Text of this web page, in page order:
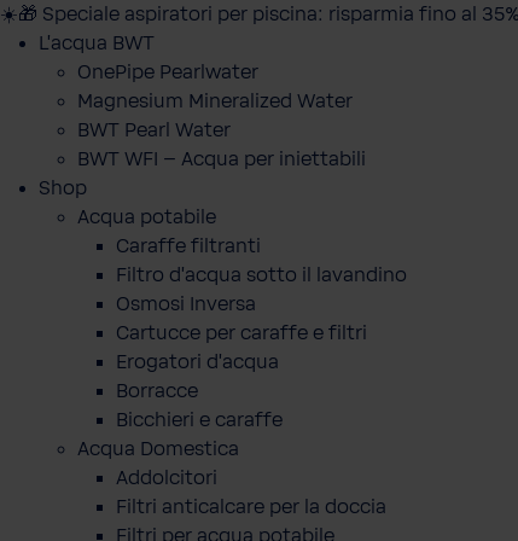
☀️🎁 Speciale aspiratori per piscina: risparmia fino al 35%
L'acqua BWT
OnePipe Pearlwater
Magnesium Mineralized Water
BWT Pearl Water
BWT WFI – Acqua per iniettabili
Shop
Acqua potabile
Caraffe filtranti
Filtro d'acqua sotto il lavandino
Osmosi Inversa
Cartucce per caraffe e filtri
Erogatori d'acqua
Borracce
Bicchieri e caraffe
Acqua Domestica
Addolcitori
Filtri anticalcare per la doccia
Filtri per acqua potabile